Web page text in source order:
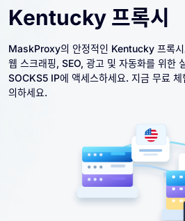
Kentucky 프록시
MaskProxy의 안정적인 Kentucky 프록시
웹 스크래핑, SEO, 광고 및 자동화를 위한
SOCKS5 IP에 액세스하세요. 지금 무료
의하세요.